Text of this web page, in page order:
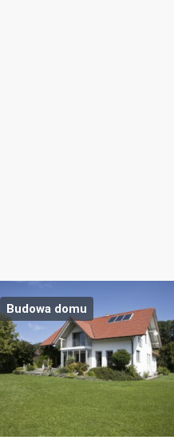
Budowa domu